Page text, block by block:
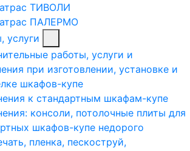
ТИВОЛИ
ПАЛЕРМО
услуги
работы, услуги и
при изготовлении, установке и
шкафов-купе
к стандартным шкафам-купе
консоли, потолочные плиты для
шкафов-купе недорого
пленка, пескоструй,